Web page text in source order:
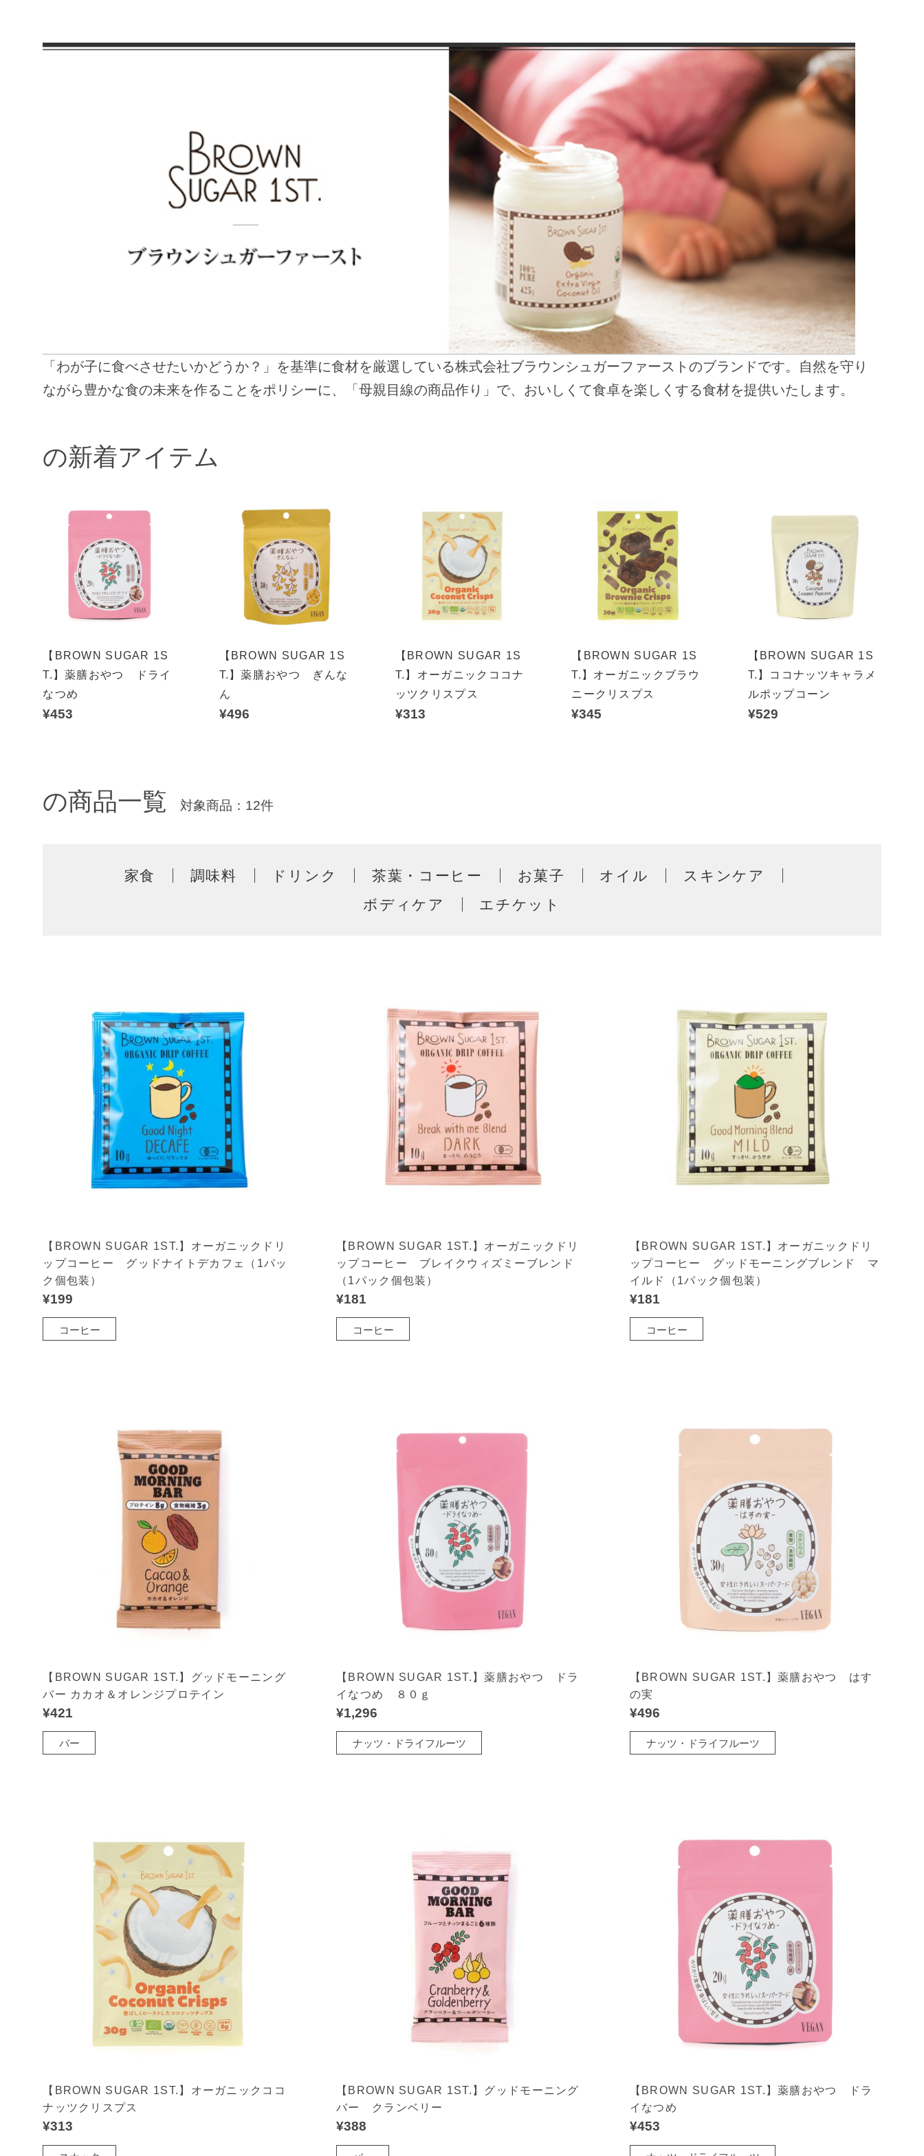
「わが子に食べさせたいかどうか？」を基準に食材を厳選している株式会社ブラウンシュガーファーストのブランドです。自然を守り
ながら豊かな食の未来を作ることをポリシーに、「母親目線の商品作り」で、おいしくて食卓を楽しくする食材を提供いたします。
の新着アイテム
【BROWN SUGAR 1S
T.】薬膳おやつ ドライ
なつめ
¥453
【BROWN SUGAR 1S
T.】薬膳おやつ ぎんな
ん
¥496
【BROWN SUGAR 1S
T.】オーガニックココナ
ッツクリスプス
¥313
【BROWN SUGAR 1S
T.】オーガニックブラウ
ニークリスプス
¥345
【BROWN SUGAR 1S
T.】ココナッツキャラメ
ルポップコーン
¥529
の商品一覧 対象商品：12件
家食 調味料 ドリンク 茶葉・コーヒー お菓子 オイル
スキンケア
ボディケア
エチケット
【BROWN SUGAR 1ST.】オーガニックドリ
ップコーヒー グッドナイトデカフェ（1パッ
ク個包装）
¥199
コーヒー
【BROWN SUGAR 1ST.】オーガニックドリ
ップコーヒー ブレイクウィズミーブレンド
（1パック個包装）
¥181
コーヒー
【BROWN SUGAR 1ST.】オーガニックドリ
ップコーヒー グッドモーニングブレンド マ
イルド（1パック個包装）
¥181
コーヒー
【BROWN SUGAR 1ST.】グッドモーニング
バー カカオ＆オレンジプロテイン
¥421
バー
【BROWN SUGAR 1ST.】薬膳おやつ ドラ
イなつめ ８０ｇ
¥1,296
ナッツ・ドライフルーツ
【BROWN SUGAR 1ST.】薬膳おやつ はす
の実
¥496
ナッツ・ドライフルーツ
【BROWN SUGAR 1ST.】オーガニックココ
ナッツクリスプス
¥313
【BROWN SUGAR 1ST.】グッドモーニング
バー クランベリー
¥388
【BROWN SUGAR 1ST.】薬膳おやつ ドラ
イなつめ
¥453